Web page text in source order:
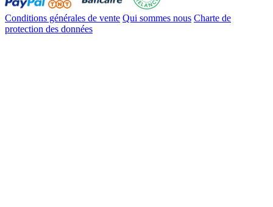
Conditions générales de vente Qui sommes nous Charte de
protection des données